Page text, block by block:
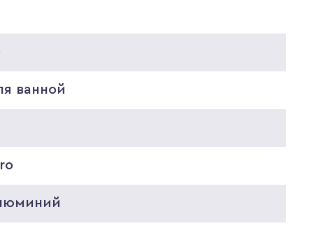
ванной